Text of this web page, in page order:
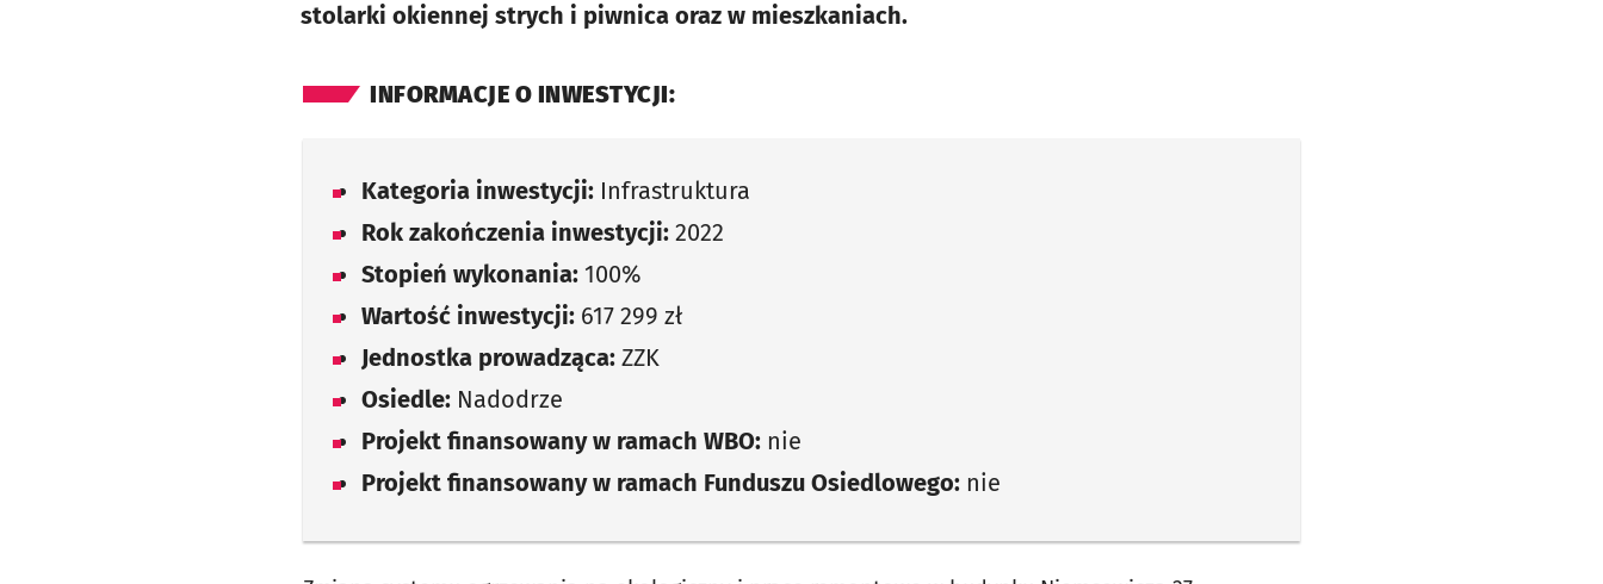
stolarki okiennej strych i piwnica oraz w mieszkaniach.
INFORMACJE O INWESTYCJI:
Kategoria inwestycji: Infrastruktura
Rok zakończenia inwestycji: 2022
Stopień wykonania: 100%
Wartość inwestycji: 617 299 zł
Jednostka prowadząca: ZZK
Osiedle: Nadodrze
Projekt finansowany w ramach WBO: nie
Projekt finansowany w ramach Funduszu Osiedlowego: nie